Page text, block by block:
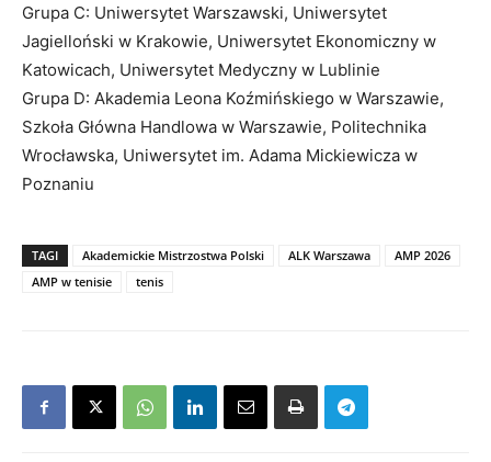
Grupa C: Uniwersytet Warszawski, Uniwersytet
Jagielloński w Krakowie, Uniwersytet Ekonomiczny w
Katowicach, Uniwersytet Medyczny w Lublinie
Grupa D: Akademia Leona Koźmińskiego w Warszawie,
Szkoła Główna Handlowa w Warszawie, Politechnika
Wrocławska, Uniwersytet im. Adama Mickiewicza w
Poznaniu
TAGI Akademickie Mistrzostwa Polski ALK Warszawa
AMP 2026
AMP w tenisie
tenis